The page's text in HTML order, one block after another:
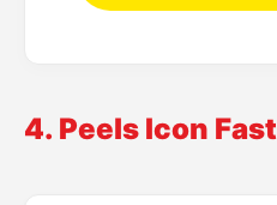
4. Peels Icon Fast